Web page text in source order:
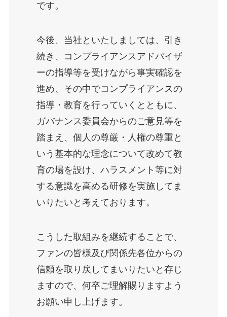
です。
今後、当社といたしましては、引き
続き、コンプライアンスアドバイザ
ーの指導等を受けながら事実確認を
進め、その中でコンプライアンスの
指導・教育を行っていくとともに、
ガバナンス委員会からのご意見等を
踏まえ、個人の尊厳・人権の尊重と
いう基本的な理念について改めて教
育の場を設け、ハラスメント等に対
する意識を高める研修を実施してま
いりたいと考えております。
こうした取組みを継続することで、
ファンの皆様及び関係先各位からの
信頼を取り戻してまいりたいと存じ
ますので、何卒ご理解賜りますよう
お願い申し上げます。